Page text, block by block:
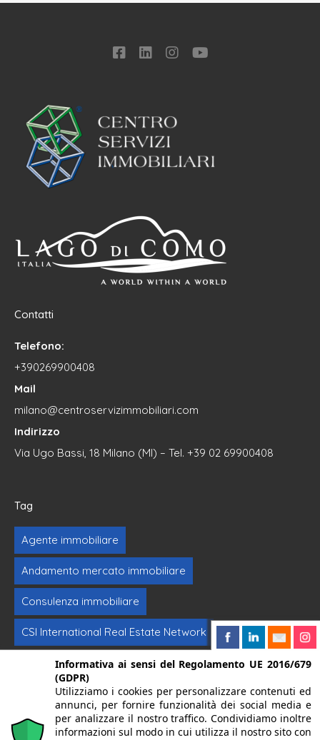
Contatti
Telefono:
+390269900408
Mail
milano@centroservizimmobiliari.com
Indirizzo
Via Ugo Bassi, 18 Milano (MI) – Tel. +39 02 69900408
Tag
Agente immobiliare
Andamento mercato immobiliare
Consulenza immobiliare
CSI International Real Estate Network
Formazione immobiliare Intermediazione
Investimenti immobiliari Vendere casa
Informativa ai sensi del Regolamento UE 2016/679
(GDPR)
Utilizziamo i cookies per personalizzare contenuti ed
annunci, per fornire funzionalità dei social media e
per analizzare il nostro traffico. Condividiamo inoltre
informazioni sul modo in cui utilizza il nostro sito con